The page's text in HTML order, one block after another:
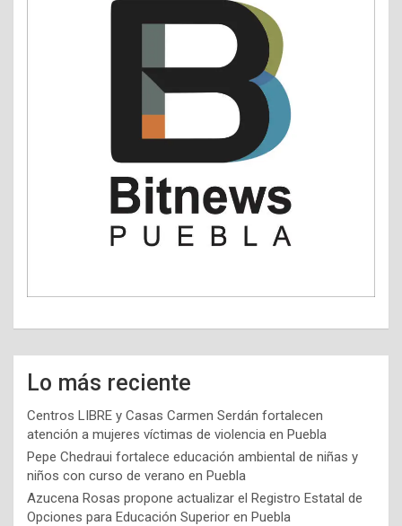
Lo más reciente
Centros LIBRE y Casas Carmen Serdán fortalecen
atención a mujeres víctimas de violencia en Puebla
Pepe Chedraui fortalece educación ambiental de niñas y
niños con curso de verano en Puebla
Azucena Rosas propone actualizar el Registro Estatal de
Opciones para Educación Superior en Puebla